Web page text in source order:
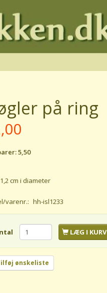
på ring
5,50
cm i diameter
varenr.: hh-isl1233
LÆG I KURV
ønskeliste